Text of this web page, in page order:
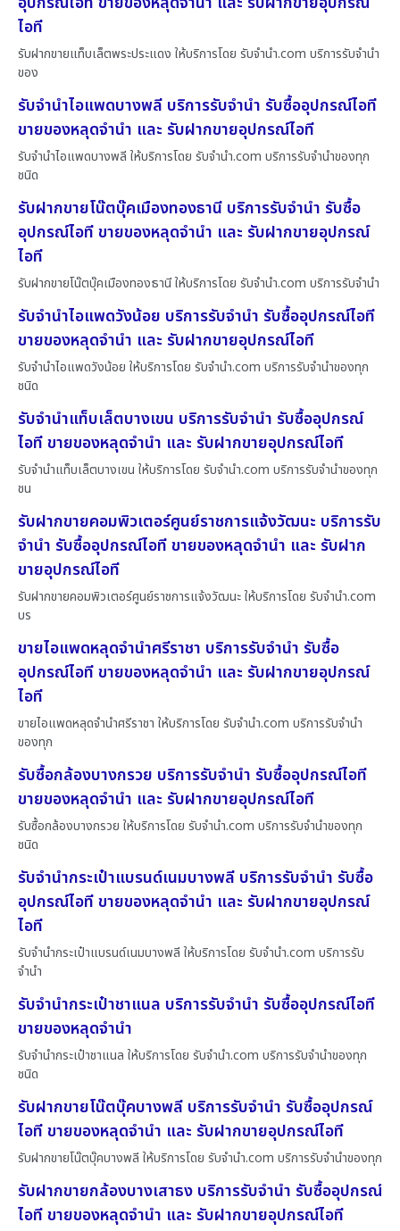
ไอที
รับฝากขายแท็บเล็ตพระประแดง ให้บริการโดย รับจํานํา.com บริการรับจำนำ
ของ
รับจำนำไอแพดบางพลี บริการรับจำนำ รับซื้ออุปกรณ์ไอที
ขายของหลุดจำนำ และ รับฝากขายอุปกรณ์ไอที
รับจำนำไอแพดบางพลี ให้บริการโดย รับจํานํา.com บริการรับจำนำของทุก
ชนิด
รับฝากขายโน๊ตบุ๊คเมืองทองธานี บริการรับจำนำ รับซื้อ
อุปกรณ์ไอที ขายของหลุดจำนำ และ รับฝากขายอุปกรณ์
ไอที
รับฝากขายโน๊ตบุ๊คเมืองทองธานี ให้บริการโดย รับจํานํา.com บริการรับจำนำ
รับจำนำไอแพดวังน้อย บริการรับจำนำ รับซื้ออุปกรณ์ไอที
ขายของหลุดจำนำ และ รับฝากขายอุปกรณ์ไอที
รับจำนำไอแพดวังน้อย ให้บริการโดย รับจํานํา.com บริการรับจำนำของทุก
ชนิด
รับจำนำแท็บเล็ตบางเขน บริการรับจำนำ รับซื้ออุปกรณ์
ไอที ขายของหลุดจำนำ และ รับฝากขายอุปกรณ์ไอที
รับจำนำแท็บเล็ตบางเขน ให้บริการโดย รับจํานํา.com บริการรับจำนำของทุก
ชน
รับฝากขายคอมพิวเตอร์ศูนย์ราชการแจ้งวัฒนะ บริการรับ
จำนำ รับซื้ออุปกรณ์ไอที ขายของหลุดจำนำ และ รับฝาก
ขายอุปกรณ์ไอที
รับฝากขายคอมพิวเตอร์ศูนย์ราชการแจ้งวัฒนะ ให้บริการโดย รับจํานํา.com
บร
ขายไอแพดหลุดจำนำศรีราชา บริการรับจำนำ รับซื้อ
อุปกรณ์ไอที ขายของหลุดจำนำ และ รับฝากขายอุปกรณ์
ไอที
ขายไอแพดหลุดจำนำศรีราชา ให้บริการโดย รับจํานํา.com บริการรับจำนำ
ของทุก
รับซื้อกล้องบางกรวย บริการรับจำนำ รับซื้ออุปกรณ์ไอที
ขายของหลุดจำนำ และ รับฝากขายอุปกรณ์ไอที
รับซื้อกล้องบางกรวย ให้บริการโดย รับจํานํา.com บริการรับจำนำของทุก
ชนิด
รับจำนำกระเป๋าแบรนด์เนมบางพลี บริการรับจำนำ รับซื้อ
อุปกรณ์ไอที ขายของหลุดจำนำ และ รับฝากขายอุปกรณ์
ไอที
รับจำนำกระเป๋าแบรนด์เนมบางพลี ให้บริการโดย รับจํานํา.com บริการรับ
จำนำ
รับจำนำกระเป๋าชาแนล บริการรับจำนำ รับซื้ออุปกรณ์ไอที
ขายของหลุดจำนำ
รับจำนำกระเป๋าชาแนล ให้บริการโดย รับจํานํา.com บริการรับจำนำของทุก
ชนิด
รับฝากขายโน๊ตบุ๊คบางพลี บริการรับจำนำ รับซื้ออุปกรณ์
ไอที ขายของหลุดจำนำ และ รับฝากขายอุปกรณ์ไอที
รับฝากขายโน๊ตบุ๊คบางพลี ให้บริการโดย รับจํานํา.com บริการรับจำนำของทุก
รับฝากขายกล้องบางเสาธง บริการรับจำนำ รับซื้ออุปกรณ์
ไอที ขายของหลุดจำนำ และ รับฝากขายอุปกรณ์ไอที